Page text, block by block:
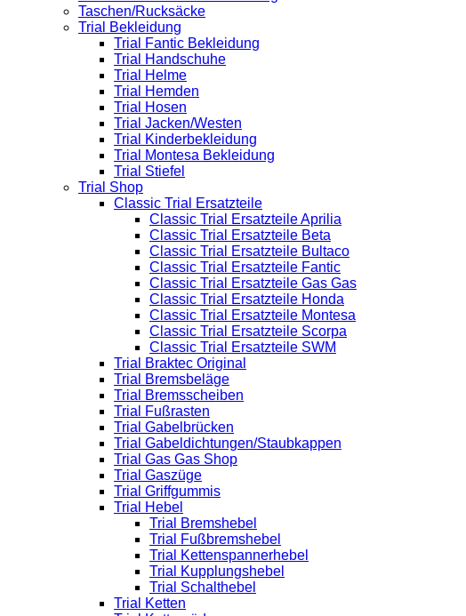
Taschen/Rucksäcke
Trial Bekleidung
Trial Fantic Bekleidung
Trial Handschuhe
Trial Helme
Trial Hemden
Trial Hosen
Trial Jacken/Westen
Trial Kinderbekleidung
Trial Montesa Bekleidung
Trial Stiefel
Trial Shop
Classic Trial Ersatzteile
Classic Trial Ersatzteile Aprilia
Classic Trial Ersatzteile Beta
Classic Trial Ersatzteile Bultaco
Classic Trial Ersatzteile Fantic
Classic Trial Ersatzteile Gas Gas
Classic Trial Ersatzteile Honda
Classic Trial Ersatzteile Montesa
Classic Trial Ersatzteile Scorpa
Classic Trial Ersatzteile SWM
Trial Braktec Original
Trial Bremsbeläge
Trial Bremsscheiben
Trial Fußrasten
Trial Gabelbrücken
Trial Gabeldichtungen/Staubkappen
Trial Gas Gas Shop
Trial Gaszüge
Trial Griffgummis
Trial Hebel
Trial Bremshebel
Trial Fußbremshebel
Trial Kettenspannerhebel
Trial Kupplungshebel
Trial Schalthebel
Trial Ketten